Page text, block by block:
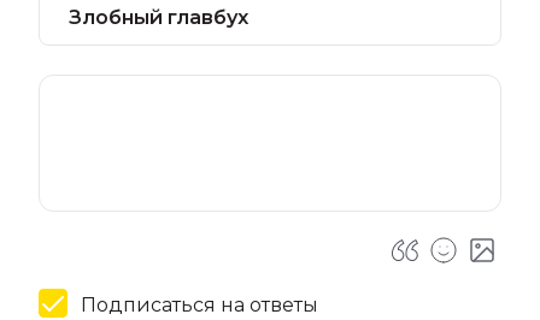
Подписаться на ответы